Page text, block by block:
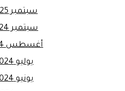
سبتمبر 2025
سبتمبر 2024
أغسطس 2024
يوليو 2024
يونيو 2024